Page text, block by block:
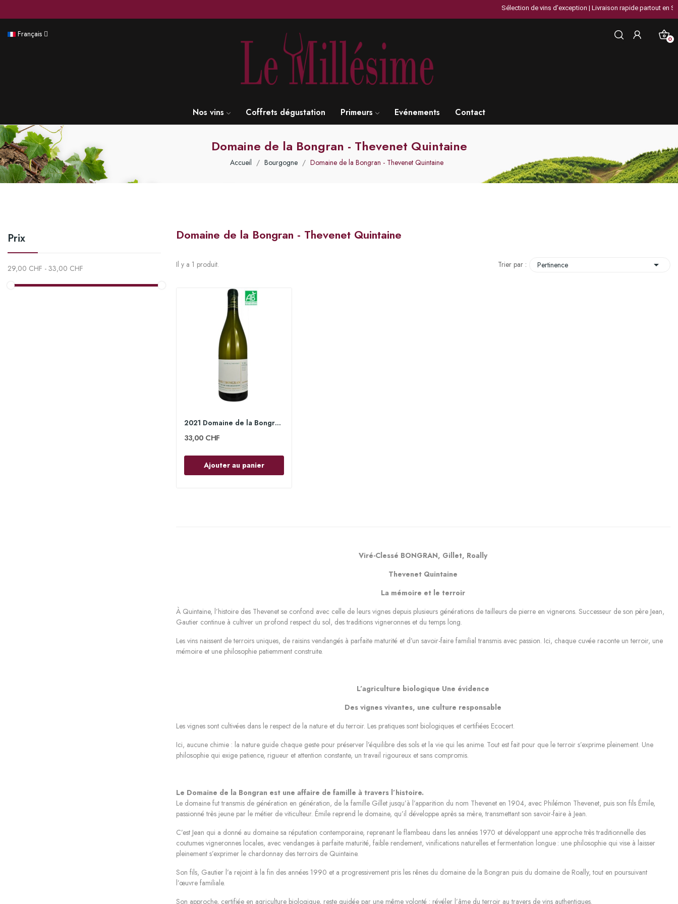
Sélection de vins d’exception | Livraison rapide partout en Suisse
Français 0
Nos vins Coffrets dégustation Primeurs Evénements Contact
Domaine de la Bongran - Thevenet Quintaine
Accueil Bourgogne Domaine de la Bongran - Thevenet Quintaine
Prix
29,00 CHF - 33,00 CHF
Domaine de la Bongran - Thevenet Quintaine
Il y a 1 produit. Trier par : Pertinence 
2021 Domaine de la Bongran Quintaine 75 cl
33,00 CHF
Ajouter au panier
Viré-Clessé BONGRAN, Gillet, Roally
Thevenet Quintaine
La mémoire et le terroir
À Quintaine, l’histoire des Thevenet se confond avec celle de leurs vignes depuis plusieurs générations de tailleurs de pierre en vignerons. Successeur de son père Jean,
Gautier continue à cultiver un profond respect du sol, des traditions vigneronnes et du temps long.
Les vins naissent de terroirs uniques, de raisins vendangés à parfaite maturité et d’un savoir-faire familial transmis avec passion. Ici, chaque cuvée raconte un terroir, une
mémoire et une philosophie patiemment construite.
L’agriculture biologique Une évidence
Des vignes vivantes, une culture responsable
Les vignes sont cultivées dans le respect de la nature et du terroir. Les pratiques sont biologiques et certifiées Ecocert.
Ici, aucune chimie : la nature guide chaque geste pour préserver l’équilibre des sols et la vie qui les anime. Tout est fait pour que le terroir s’exprime pleinement. Une
philosophie qui exige patience, rigueur et attention constante, un travail rigoureux et sans compromis.
Le Domaine de la Bongran est une affaire de famille à travers l’histoire.
Le domaine fut transmis de génération en génération, de la famille Gillet jusqu’à l’apparition du nom Thevenet en 1904, avec Philémon Thevenet, puis son fils Émile,
passionné très jeune par le métier de viticulteur. Émile reprend le domaine, qu’il développe après sa mère, transmettant son savoir-faire à Jean.
C’est Jean qui a donné au domaine sa réputation contemporaine, reprenant le flambeau dans les années 1970 et développant une approche très traditionnelle des
coutumes vigneronnes locales, avec vendanges à parfaite maturité, faible rendement, vinifications naturelles et fermentation longue : une philosophie qui vise à laisser
pleinement s’exprimer le chardonnay des terroirs de Quintaine.
Son fils, Gautier l’a rejoint à la fin des années 1990 et a progressivement pris les rênes du domaine de la Bongran puis du domaine de Roally, tout en poursuivant
l’œuvre familiale.
Son approche, certifiée en agriculture biologique, reste guidée par une même volonté : révéler l’âme du terroir au travers de vins authentiques.